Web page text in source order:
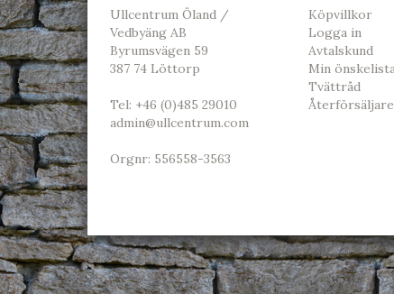
Ullcentrum Öland /
Vedbyäng AB
Byrumsvägen 59
387 74 Löttorp
Tel: +46 (0)485 29010
admin@ullcentrum.com
Orgnr: 556558-3563
Köpvillkor
Logga in
Avtalskund
Min
Tvättråd
Återförsäljare